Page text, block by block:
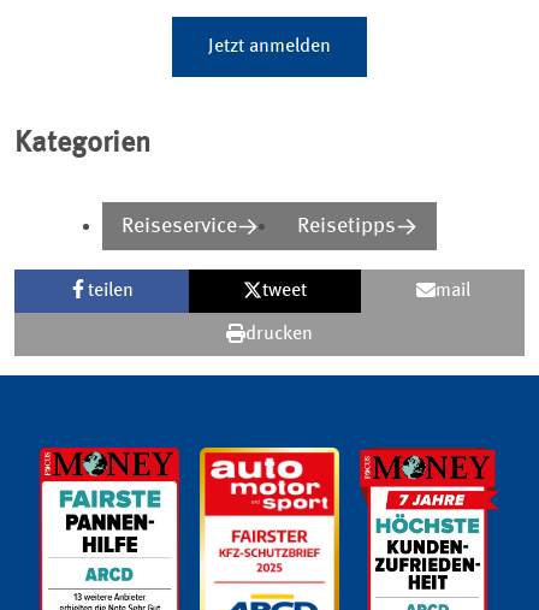
Jetzt anmelden
Kategorien
Reiseservice Reisetipps
teilen tweet mail
drucken